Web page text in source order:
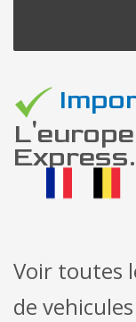
Express.
Voir toutes
de vehicules